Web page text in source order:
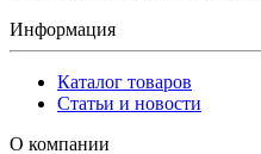
Информация
Каталог товаров
Статьи и новости
О компании